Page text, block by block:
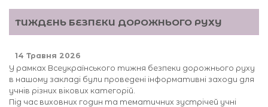
ТИЖДЕНЬ БЕЗПЕКИ ДОРОЖНЬОГО РУХУ
14 Травня 2026
У рамках Всеукраїнського тижня безпеки дорожнього руху
в нашому закладі були проведені інформативні заходи для
учнів різних вікових категорій.
Під час виховних годин та тематичних зустрічей учні